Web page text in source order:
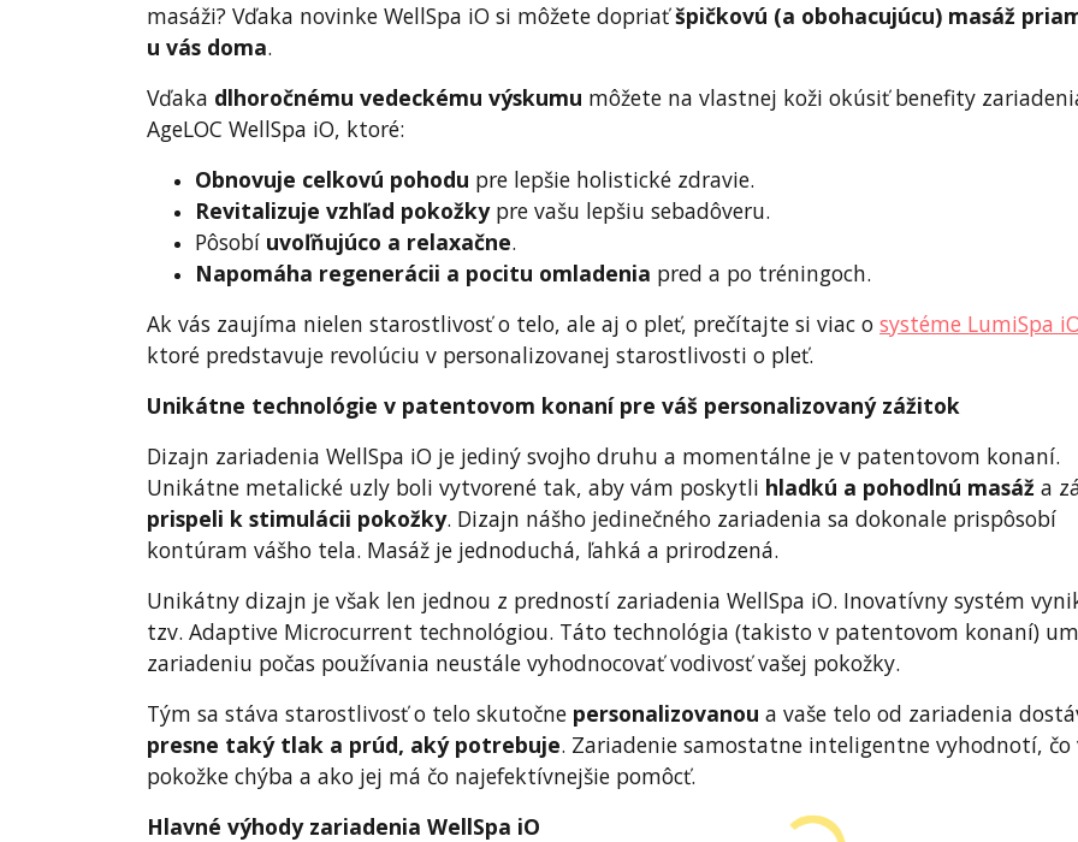
masáži? Vďaka novinke WellSpa iO si môžete dopriaťšpičkovú (a obohacujúcu) masáž
u vás doma.
Vďaka dlhoročnému vedeckému výskumu môžete na vlastnej koži okúsiť benefity
AgeLOC WellSpa iO, ktoré:
Obnovuje celkovú pohodu pre lepšie holistické zdravie.
Revitalizuje vzhľad pokožkypre vašu lepšiu sebadôveru.
Pôsobí uvoľňujúco a relaxačne.
Napomáha regenerácii a pocitu omladenia pred a po tréningoch.
Ak vás zaujíma nielen starostlivosť o telo, ale aj o pleť, prečítajte si viac o systéme LumiSpa
ktoré predstavuje revolúciu v personalizovanej starostlivosti o pleť.
Unikátne technológie v patentovom konaní pre váš personalizovaný zážitok
Dizajn zariadenia WellSpa iO je jediný svojho druhu a momentálne je v patentovom konaní.
Unikátne metalické uzly boli vytvorené tak, aby vám poskytli hladkú a pohodlnú masáž a
prispeli k stimulácii pokožky. Dizajn nášho jedinečného zariadenia sa dokonale prispôsobí
kontúram vášho tela. Masáž je jednoduchá, ľahká a prirodzená.
Unikátny dizajn je však len jednou z predností zariadenia WellSpa iO. Inovatívny systém
tzv. Adaptive Microcurrent technológiou. Táto technológia (takisto v patentovom konaní)
zariadeniu počas používania neustále vyhodnocovať vodivosť vašej pokožky.
Tým sa stáva starostlivosť o telo skutočne personalizovanou a vaše telo od zariadenia
presne taký tlak a prúd, aký potrebuje. Zariadenie samostatne inteligentne vyhodnotí, čo
pokožke chýba a ako jej má čo najefektívnejšie pomôcť.
Hlavné výhody zariadenia WellSpa iO